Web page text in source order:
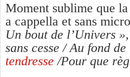
Moment sublime que
a cappella et sans micro
Un bout de l’Univers »,
sans cesse / Au fond
tendresse /Pour que